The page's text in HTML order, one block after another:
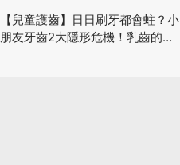
【兒童護齒】日日刷牙都會蛀？小
朋友牙齒2大隱形危機！乳齒的琺